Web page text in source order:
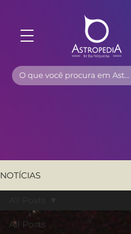
NOTÍCIAS
All Posts